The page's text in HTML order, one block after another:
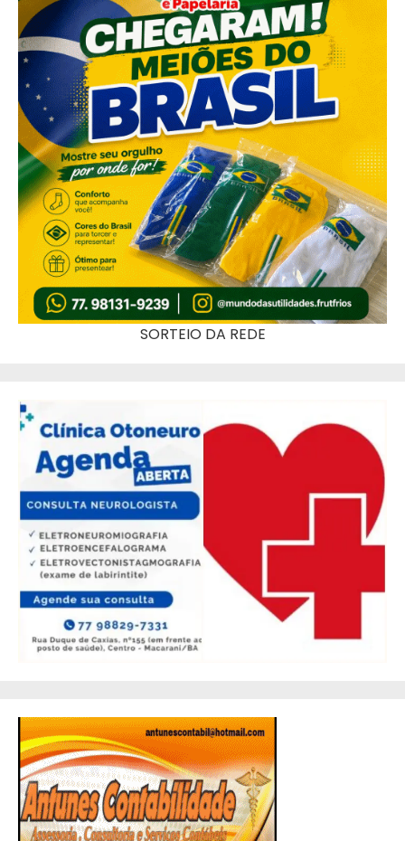
SORTEIO DA REDE